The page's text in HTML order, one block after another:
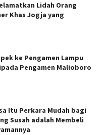
Lidah Orang
Khas Jogja yang
ke Pengamen Lampu
Pengamen Malioboro
Itu Perkara Mudah bagi
Susah adalah Membeli